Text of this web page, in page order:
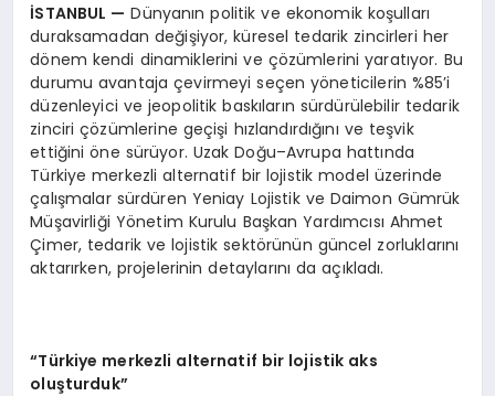
İSTANBUL — Dünyanın politik ve ekonomik koşulları
duraksamadan değişiyor, küresel tedarik zincirleri her
dönem kendi dinamiklerini ve çözümlerini yaratıyor. Bu
durumu avantaja çevirmeyi seçen yöneticilerin %85’i
düzenleyici ve jeopolitik baskıların sürdürülebilir tedarik
zinciri çözümlerine geçişi hızlandırdığını ve teşvik
ettiğini öne sürüyor. Uzak Doğu–Avrupa hattında
Türkiye merkezli alternatif bir lojistik model üzerinde
çalışmalar sürdüren Yeniay Lojistik ve Daimon Gümrük
Müşavirliği Yönetim Kurulu Başkan Yardımcısı Ahmet
Çimer, tedarik ve lojistik sektörünün güncel zorluklarını
aktarırken, projelerinin detaylarını da açıkladı.
“Türkiye merkezli alternatif bir lojistik aks
oluşturduk”